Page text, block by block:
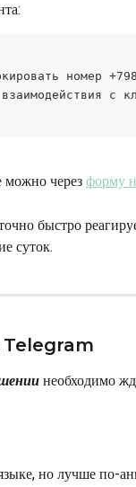
номер
с
можно через форму
быстро
суток.
Telegram
необходимо
но лучше по-